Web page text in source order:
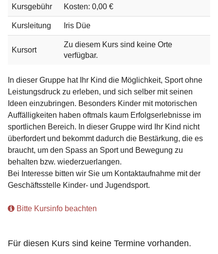
Kursgebühr Kosten: 0,00 €
Kursleitung Iris Düe
Kursort
Zu diesem Kurs sind keine Orte
verfügbar.
In dieser Gruppe hat Ihr Kind die Möglichkeit, Sport ohne
Leistungsdruck zu erleben, und sich selber mit seinen
Ideen einzubringen. Besonders Kinder mit motorischen
Auffälligkeiten haben oftmals kaum Erfolgserlebnisse im
sportlichen Bereich. In dieser Gruppe wird Ihr Kind nicht
überfordert und bekommt dadurch die Bestärkung, die es
braucht, um den Spass an Sport und Bewegung zu
behalten bzw. wiederzuerlangen.
Bei Interesse bitten wir Sie um Kontaktaufnahme mit der
Geschäftsstelle Kinder- und Jugendsport.
Bitte Kursinfo beachten
Für diesen Kurs sind keine Termine vorhanden.